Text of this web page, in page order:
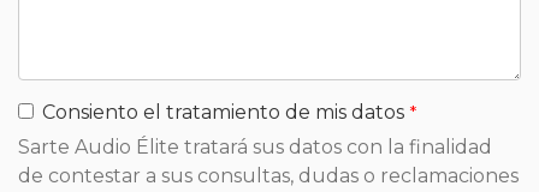
Consiento el tratamiento de mis datos
Sarte Audio Élite tratará sus datos con la finalidad
de contestar a sus consultas, dudas o reclamaciones